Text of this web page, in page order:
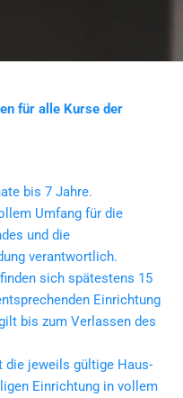
für alle Kurse der
bis 7 Jahre.
Umfang für die
und die
verantwortlich.
sich spätestens 15
Einrichtung
bis zum Verlassen des
die jeweils gültige Haus-
Einrichtung in vollem